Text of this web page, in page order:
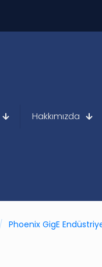
Hakkımızda
/ Phoenix GigE